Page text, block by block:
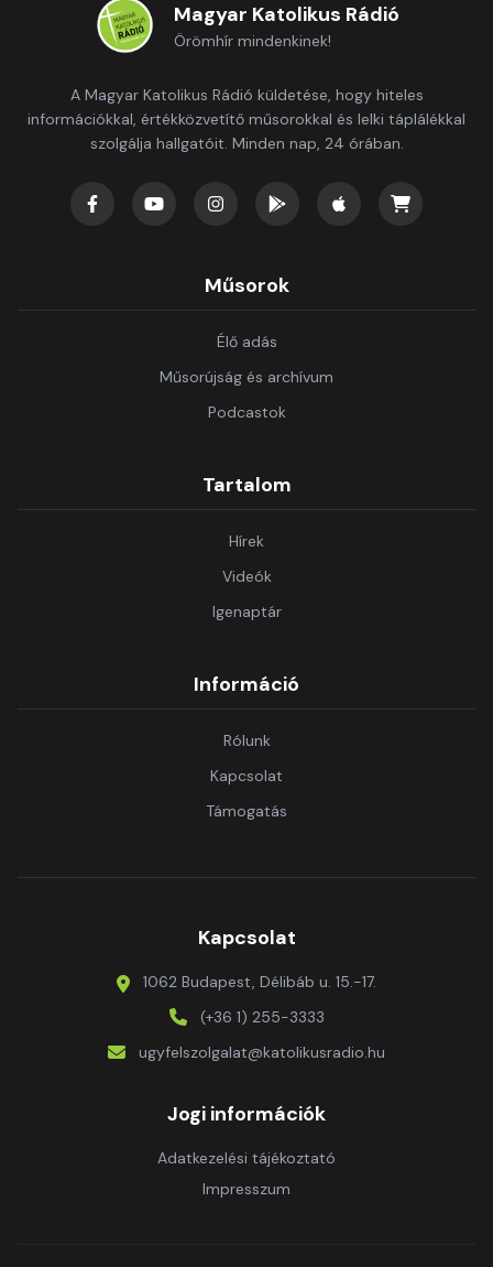
Magyar Katolikus Rádió
Örömhír mindenkinek!
A Magyar Katolikus Rádió küldetése, hogy hiteles
információkkal, értékközvetítő műsorokkal és lelki táplálékkal
szolgálja hallgatóit. Minden nap, 24 órában.
Műsorok
Élő adás
Műsorújság és archívum
Podcastok
Tartalom
Hírek
Videók
Igenaptár
Információ
Rólunk
Kapcsolat
Támogatás
Kapcsolat
1062 Budapest, Délibáb u. 15.-17.
(+36 1) 255-3333
ugyfelszolgalat@katolikusradio.hu
Jogi információk
Adatkezelési tájékoztató
Impresszum